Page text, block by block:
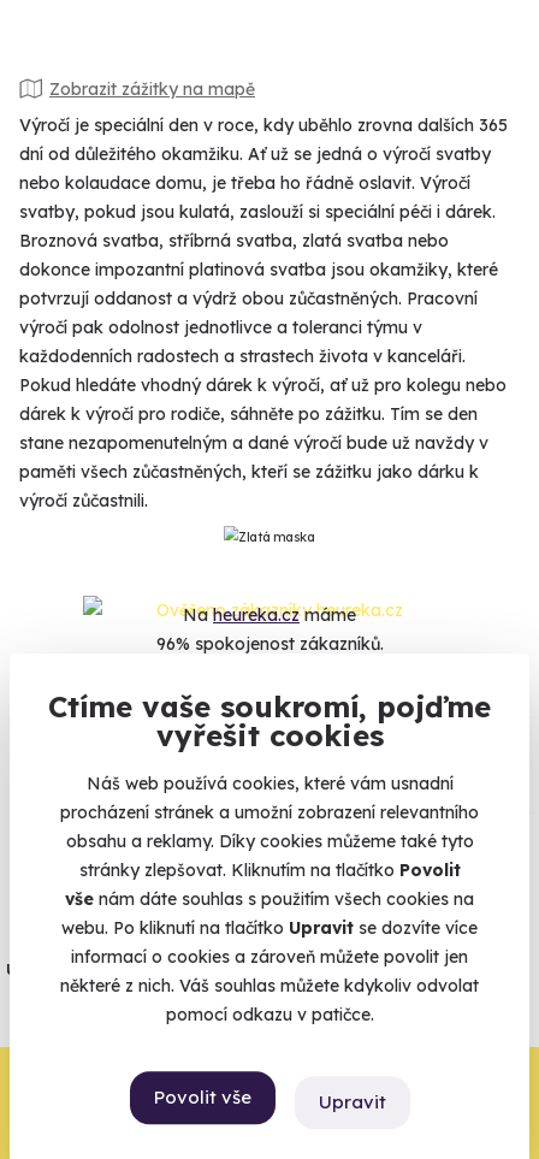
Ctíme vaše soukromí, pojďme
vyřešit cookies
Náš web používá cookies, které vám usnadní
procházení stránek a umožní zobrazení relevantního
obsahu a reklamy. Díky cookies můžeme také tyto
stránky zlepšovat. Kliknutím na tlačítko Povolit
vše nám dáte souhlas s použitím všech cookies na
webu. Po kliknutí na tlačítko Upravit se dozvíte více
informací o cookies a zároveň můžete povolit jen
některé z nich. Váš souhlas můžete kdykoliv odvolat
pomocí odkazu v patičce.
Povolit vše Upravit
Zobrazit zážitky na mapě
Výročí je speciální den v roce, kdy uběhlo zrovna dalších 365
dní od důležitého okamžiku. Ať už se jedná o výročí svatby
nebo kolaudace domu, je třeba ho řádně oslavit. Výročí
svatby, pokud jsou kulatá, zaslouží si speciální péči i dárek.
Broznová svatba, stříbrná svatba, zlatá svatba nebo
dokonce impozantní platinová svatba jsou okamžiky, které
potvrzují oddanost a výdrž obou zůčastněných. Pracovní
výročí pak odolnost jednotlivce a toleranci týmu v
každodenních radostech a strastech života v kanceláři.
Pokud hledáte vhodný dárek k výročí, ať už pro kolegu nebo
dárek k výročí pro rodiče, sáhněte po zážitku. Tím se den
stane nezapomenutelným a dané výročí bude už navždy v
paměti všech zůčastněných, kteří se zážitku jako dárku k
výročí zůčastnili.
Naheureka.czmáme
96% spokojenost zákazníků.
Co si o nás myslí
Zobraz ohlasy
Vše umíme pojistit
Jeden nikdy neví. Máme nejvyšší
úrazové pojištění z nabídky zážitkových
agentur.
Zbývá jeden krok,